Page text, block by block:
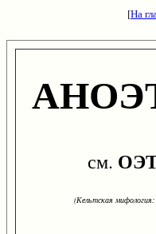
[На
см.
(Кельтская